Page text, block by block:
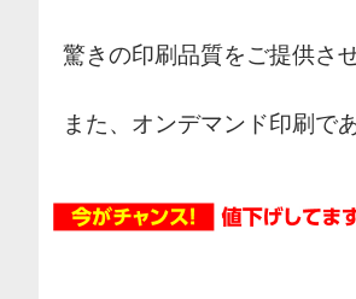
驚きの印刷品質をご提供さ
また、オンデマンド印刷で
行うことで、従来のオンデ